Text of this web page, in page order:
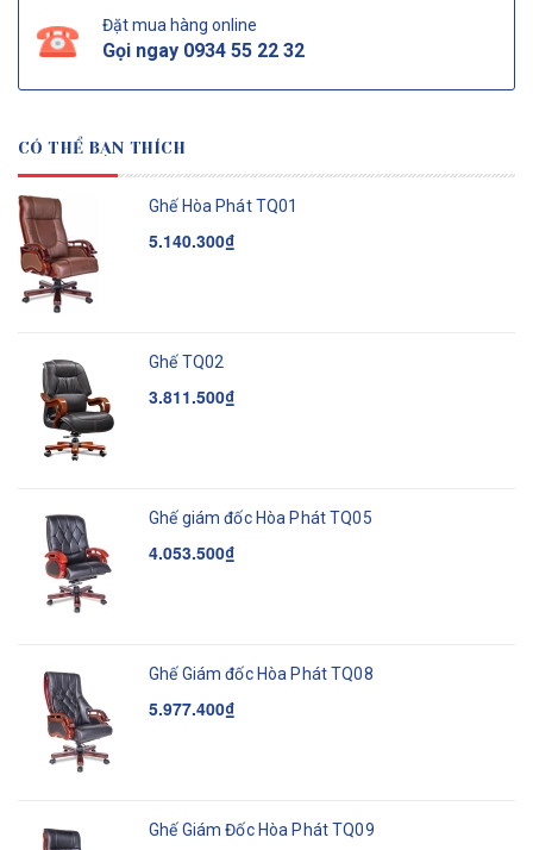
Đặt mua hàng online
Gọi ngay 0934 55 22 32
CÓ THỂ BẠN THÍCH
Ghế Hòa Phát TQ01
5.140.300₫
Ghế TQ02
3.811.500₫
Ghế giám đốc Hòa Phát TQ05
4.053.500₫
Ghế Giám đốc Hòa Phát TQ08
5.977.400₫
Ghế Giám Đốc Hòa Phát TQ09